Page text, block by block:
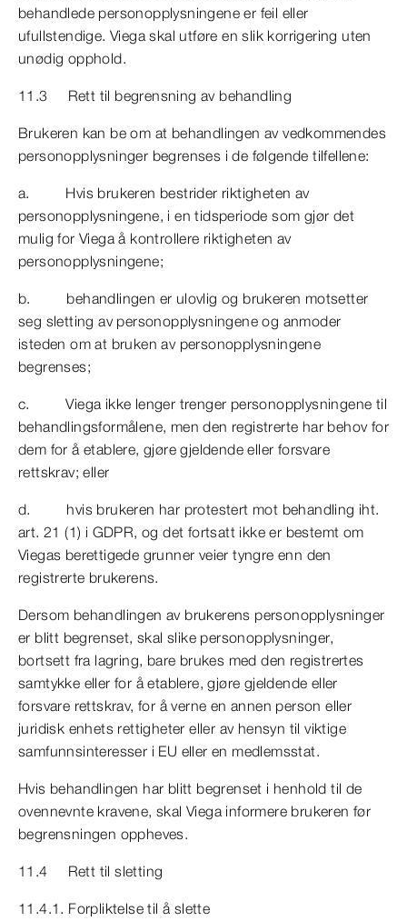
behandlede personopplysningene er feil eller
ufullstendige. Viega skal utføre en slik korrigering uten
unødig opphold.
11.3 Rett til begrensning av behandling
Brukeren kan be om at behandlingen av vedkommendes
personopplysninger begrenses i de følgende tilfellene:
a. Hvis brukeren bestrider riktigheten av
personopplysningene, i en tidsperiode som gjør det
mulig for Viega å kontrollere riktigheten av
personopplysningene;
b. behandlingen er ulovlig og brukeren motsetter
seg sletting av personopplysningene og anmoder
isteden om at bruken av personopplysningene
begrenses;
c. Viega ikke lenger trenger personopplysningene til
behandlingsformålene, men den registrerte har behov for
dem for å etablere, gjøre gjeldende eller forsvare
rettskrav; eller
d. hvis brukeren har protestert mot behandling iht.
art. 21 (1) i GDPR, og det fortsatt ikke er bestemt om
Viegas berettigede grunner veier tyngre enn den
registrerte brukerens.
Dersom behandlingen av brukerens personopplysninger
er blitt begrenset, skal slike personopplysninger,
bortsett fra lagring, bare brukes med den registrertes
samtykke eller for å etablere, gjøre gjeldende eller
forsvare rettskrav, for å verne en annen person eller
juridisk enhets rettigheter eller av hensyn til viktige
samfunnsinteresser i EU eller en medlemsstat.
Hvis behandlingen har blitt begrenset i henhold til de
ovennevnte kravene, skal Viega informere brukeren før
begrensningen oppheves.
11.4 Rett til sletting
11.4.1. Forpliktelse til å slette